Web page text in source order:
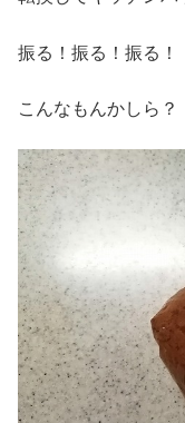
振る！振る！振る！
こんなもんかしら？